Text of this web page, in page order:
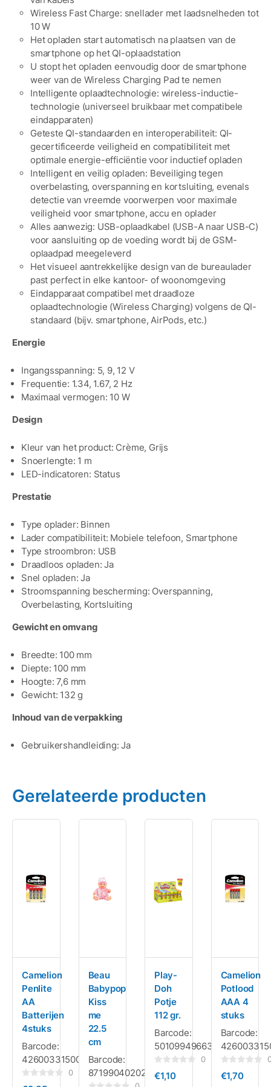
Wireless Fast Charge: snellader met laadsnelheden tot
10 W
Het opladen start automatisch na plaatsen van de
smartphone op het QI-oplaadstation
U stopt het opladen eenvoudig door de smartphone
weer van de Wireless Charging Pad te nemen
Intelligente oplaadtechnologie: wireless-inductie-
technologie (universeel bruikbaar met compatibele
eindapparaten)
Geteste QI-standaarden en interoperabiliteit: QI-
gecertificeerde veiligheid en compatibiliteit met
optimale energie-efficiëntie voor inductief opladen
Intelligent en veilig opladen: Beveiliging tegen
overbelasting, overspanning en kortsluiting, evenals
detectie van vreemde voorwerpen voor maximale
veiligheid voor smartphone, accu en oplader
Alles aanwezig: USB-oplaadkabel (USB-A naar USB-C)
voor aansluiting op de voeding wordt bij de GSM-
oplaadpad meegeleverd
Het visueel aantrekkelijke design van de bureaulader
past perfect in elke kantoor- of woonomgeving
Eindapparaat compatibel met draadloze
oplaadtechnologie (Wireless Charging) volgens de QI-
standaard (bijv. smartphone, AirPods, etc.)
Energie
Ingangsspanning: 5, 9, 12 V
Frequentie: 1.34, 1.67, 2 Hz
Maximaal vermogen: 10 W
Design
Kleur van het product: Crème, Grijs
Snoerlengte: 1 m
LED-indicatoren: Status
Prestatie
Type oplader: Binnen
Lader compatibiliteit: Mobiele telefoon, Smartphone
Type stroombron: USB
Draadloos opladen: Ja
Snel opladen: Ja
Stroomspanning bescherming: Overspanning,
Overbelasting, Kortsluiting
Gewicht en omvang
Breedte: 100 mm
Diepte: 100 mm
Hoogte: 7,6 mm
Gewicht: 132 g
Inhoud van de verpakking
Gebruikershandleiding: Ja
Gerelateerde producten
Camelion
Penlite
AA
Batterijen
4stuks
Barcode:
4260033150028
0
Beau
Babypop
Kiss
me
22.5
cm
Barcode:
8719904020237
Play-
Doh
Potje
112 gr.
Barcode:
5010994966324
0
0
€1,10
Camelion
Potlood
AAA 4
stuks
Barcode:
0
€1,70